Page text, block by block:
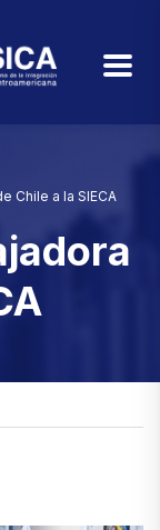
Chile a la SIECA